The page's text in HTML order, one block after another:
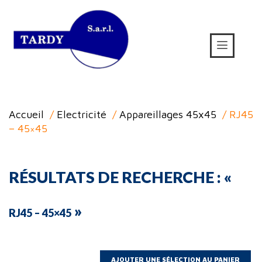
Accueil / Electricité / Appareillages 45x45 / RJ45
– 45×45
RÉSULTATS DE RECHERCHE : «
RJ45 – 45×45 »